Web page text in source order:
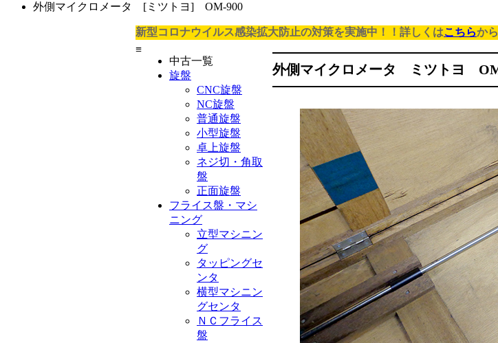
外側マイクロメータ [ミツトヨ] OM-900
新型コロナウイルス感染拡大防止の対策を実施中！！詳しくはこちらから
≡
中古一覧
旋盤
CNC旋盤
NC旋盤
普通旋盤
小型旋盤
卓上旋盤
ネジ切・角取
盤
正面旋盤
フライス盤・マシ
ニング
立型マシニン
グ
タッピングセ
ンタ
横型マシニン
グセンタ
ＮＣフライス
盤
外側マイクロメータ ミツトヨ